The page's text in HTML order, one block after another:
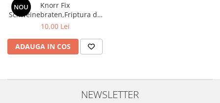
NOU
Knorr Fix
Schweinebraten,Friptura de
porc ,41 g
10,00 Lei
ADAUGA IN COS
NEWSLETTER